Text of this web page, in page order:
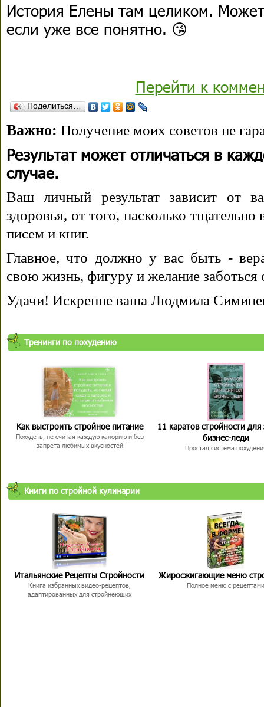
История Елены там целиком.
если уже все понятно. 😘
Перейти к
Поделиться…
Важно: Получение моих советов не
Результат может отличаться в
случае.
Ваш личный результат зависит от
здоровья, от того, насколько
писем и книг.
Главное, что должно у вас быть -
свою жизнь, фигуру и желание заботься
Удачи! Искренне ваша Людмила
Тренинги по похудению
Как выстроить стройное питание
Похудеть, не считая каждую калорию и без
запрета любимых вкусностей
11 каратов стройности для
бизнес-леди
Простая система
Книги по стройной кулинарии
Итальянские Рецепты Стройности
Книга избранных видео-рецептов,
адаптированных для стройнеющих
Жиросжигающие меню
Полное меню с рецептами